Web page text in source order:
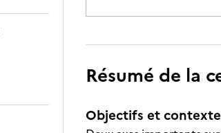
Résumé de la
Objectifs et